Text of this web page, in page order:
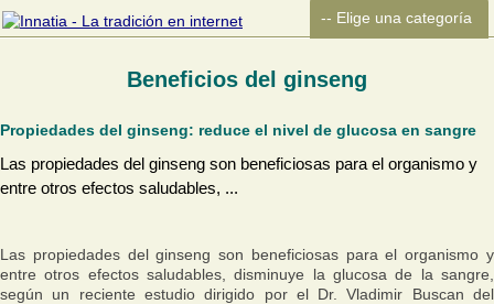
Beneficios del ginseng
Propiedades del ginseng: reduce el nivel de glucosa en sangre
Las propiedades del ginseng son beneficiosas para el organismo y
entre otros efectos saludables, ...
Las propiedades del ginseng son beneficiosas para el organismo y
entre otros efectos saludables, disminuye la glucosa de la sangre,
según un reciente estudio dirigido por el Dr. Vladimir Buscan del